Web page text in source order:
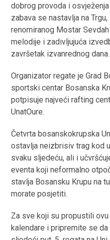
dobrog provoda i
zabava se nastavlja na
renomiranog Mostar
melodije i zadivljujuća
završetak izvanrednog dana.
Organizator regate je Grad
sportski centar Bosanska
potpisuje najveći rafting
UnatOure.
Četvrta bosanskokrupska
ostavlja neizbrisiv trag kod
svaku sljedeću, ali i
eventa koji neformalno
stavlja Bosansku Krupu na
morate posjetiti.
Za sve koji su propustili
kalendare i pripremite se